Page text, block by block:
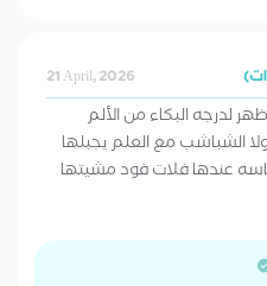
21 April, 2026
لدرجه البكاء من الألم
الشباشب مع العلم يجبلها
عندها فلات فود مشيتها